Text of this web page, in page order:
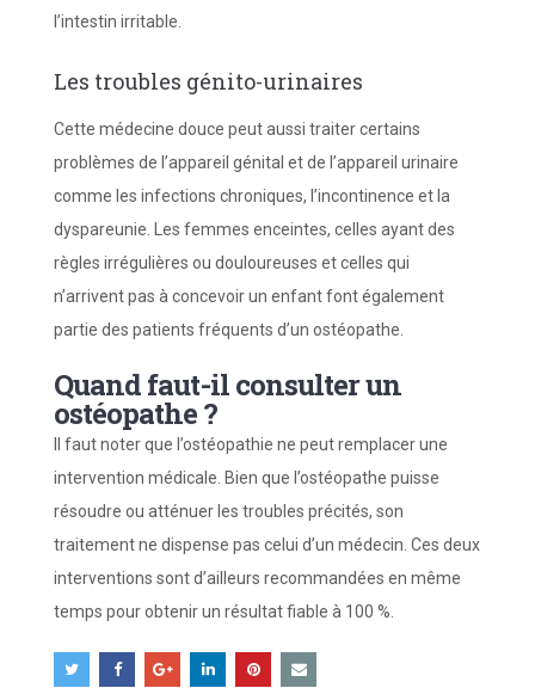
l’intestin irritable.
Les troubles génito-urinaires
Cette médecine douce peut aussi traiter certains
problèmes de l’appareil génital et de l’appareil urinaire
comme les infections chroniques, l’incontinence et la
dyspareunie. Les femmes enceintes, celles ayant des
règles irrégulières ou douloureuses et celles qui
n’arrivent pas à concevoir un enfant font également
partie des patients fréquents d’un ostéopathe.
Quand faut-il consulter un
ostéopathe ?
Il faut noter que l’ostéopathie ne peut remplacer une
intervention médicale. Bien que l’ostéopathe puisse
résoudre ou atténuer les troubles précités, son
traitement ne dispense pas celui d’un médecin. Ces deux
interventions sont d’ailleurs recommandées en même
temps pour obtenir un résultat fiable à 100 %.